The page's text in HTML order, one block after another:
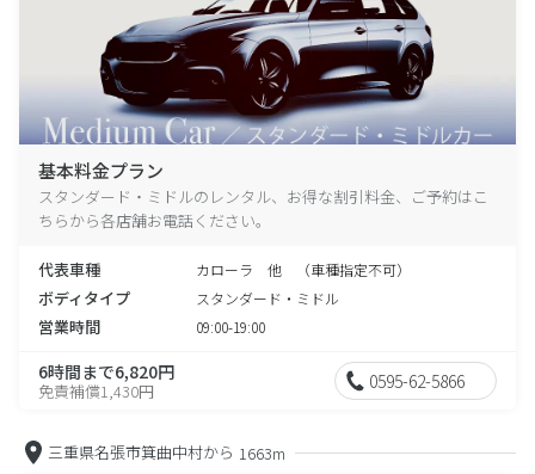
基本料金プラン
スタンダード・ミドルのレンタル、お得な割引料金、ご予約はこ
ちらから各店舗お電話ください。
代表車種 カローラ 他 （車種指定不可）
ボディタイプ スタンダード・ミドル
営業時間 09:00-19:00
6時間まで6,820円
免責補償1,430円 0595-62-5866
三重県名張市箕曲中村から 1663m